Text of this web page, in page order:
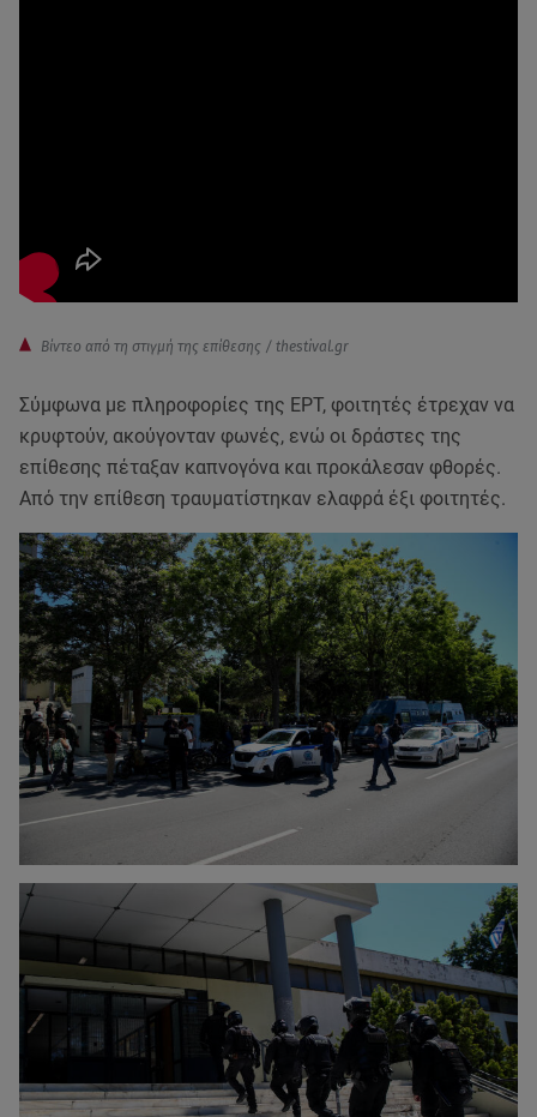
Bίντεο από τη στιγμή της επίθεσης / thestival.gr
Σύμφωνα με πληροφορίες της ΕΡΤ, φοιτητές έτρεχαν να
κρυφτούν, ακούγονταν φωνές, ενώ οι δράστες της
επίθεσης πέταξαν καπνογόνα και προκάλεσαν φθορές.
Από την επίθεση τραυματίστηκαν ελαφρά έξι φοιτητές.